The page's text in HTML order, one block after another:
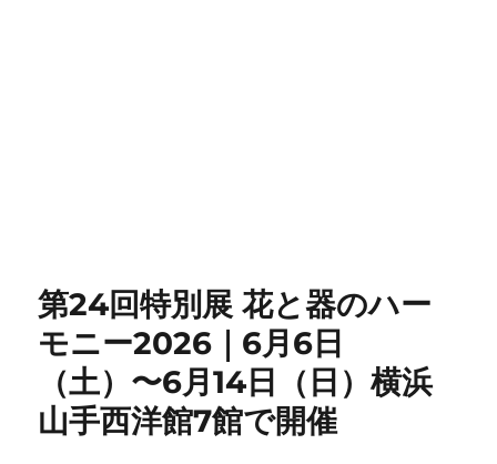
第24回特別展 花と器のハー
モニー2026｜6月6日
（土）〜6月14日（日）横浜
山手西洋館7館で開催